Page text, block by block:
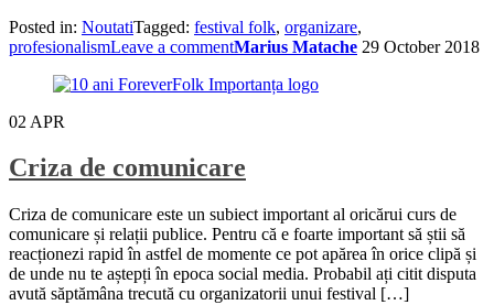
Posted in: NoutatiTagged: festival folk, organizare,
profesionalismLeave a commentMarius Matache 29 October 2018
02 APR
Criza de comunicare
Criza de comunicare este un subiect important al oricărui curs de
comunicare și relații publice. Pentru că e foarte important să știi să
reacționezi rapid în astfel de momente ce pot apărea în orice clipă și
de unde nu te aștepți în epoca social media. Probabil ați citit disputa
avută săptămâna trecută cu organizatorii unui festival […]